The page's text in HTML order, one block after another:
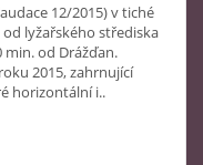
12/2015) v tiché
lyžařského střediska
min. od Drážďan.
2015, zahrnující
horizontální i..